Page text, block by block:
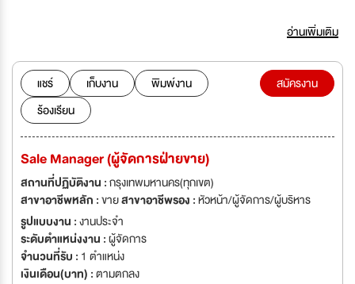
แท้จริง เรามีวิสัยทัศน์ที่จะเป็นทางเลือกที่ดีที่สุดสำหรับทุกครอบครัว จึงทุ่มเทและ
มุ่งมั่นในทุกรายละเอียด เพื่อปรับ และส่งเสริมรูปแบบวิถีชีวิตที่ยั่งยืนผ่านการ
ออกแบบที่อยู่อาศัยอย่างชาญฉลาด โครงการที่โดดเด่นของเรา ได้แก่ เอ็นริช
พาร์ค, ธารา ราชพฤกษ์-ปิ่นเกล้า, THE MARQ กาญจนาภิเษก-ปิ่นเกล้า,
KUUN ราชพฤกษ์-พระราม 5, DusitD2 residence hua hin ฯลฯ
ทีมงานเอ็นริชประกอบด้วยมืออาชีพที่เชี่ยวชาญงานหลากหลายด้าน ร่วมผสาน
นวัตกรรมล้ำสมัยและแนวคิดสร้างสรรค์ เพื่อให้กำเนิดผลงานอันงดงามทันสมัย
ตอบโจทย์ทุกไลฟ์สไตล์ และดำรงไว้ซึ่งความยั่งยืน หากคุณมีแนวคิดที่จะ
ร่วมเติมเต็มพลังเหมือนกับเรา เอ็นริชมีบรรยากาศการทำงานน่าสนุก ผสานทีม
งานอย่างร่วมใจ คิดไปด้วยกัน ทำไปด้วยกัน เพราะเราเชื่อว่า "บรรยากาศในบ้าน
แสนสุขเป็นพื้นฐานที่ดีของการดำรงชีวิต" มาเป็นส่วนหนึ่งของเราวันนี้
สร้างสรรค์สิ่งดีๆ ให้กับโลกใบนี้และทุกครอบครัว
อ่านเพิ่มเติม
แชร์ เก็บงาน
พิมพ์งาน
ร้องเรียน
สมัครงาน
Sale Manager (ผู้จัดการฝ่ายขาย)
สถานที่ปฏิบัติงาน :กรุงเทพมหานคร(ทุกเขต)
สาขาอาชีพหลัก :ขายสาขาอาชีพรอง :หัวหน้า/ผู้จัดการ/ผู้บริหาร
รูปแบบงาน :งานประจำ
ระดับตำแหน่งงาน :ผู้จัดการ
จำนวนที่รับ : 1 ตำแหน่ง
เงินเดือน(บาท) :ตามตกลง